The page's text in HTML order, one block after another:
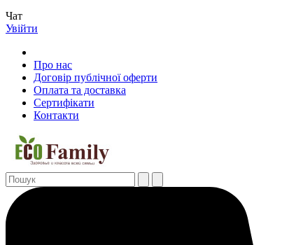
Чат
Увійти
Про нас
Договір публічної оферти
Оплата та доставка
Сертифікати
Контакти